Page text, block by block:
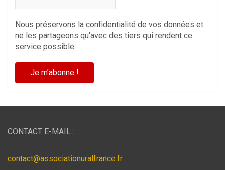
Nous préservons la confidentialité de vos données et
ne les partageons qu'avec des tiers qui rendent ce
service possible.
CONTACT E-MAIL :
contact@associationuralfrance.fr